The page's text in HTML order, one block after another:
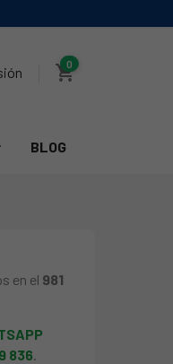
shopping_cart
0
BLOG
en el 981
836